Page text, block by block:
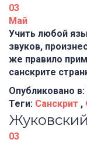
03
Май
Учить любой
звуков,
же правило
санскрите
Опубликовано в:
Теги: Санскрит ,
03